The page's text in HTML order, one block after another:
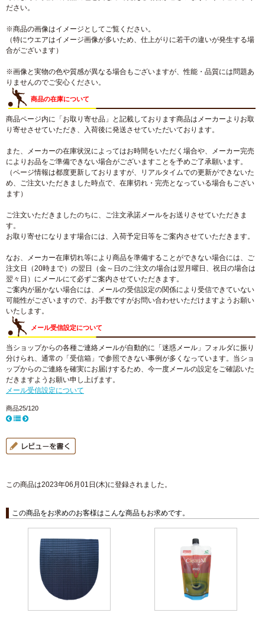
ださい。
※商品の画像はイメージとしてご覧ください。
（特にウエアはイメージ画像が多いため、仕上がりに若干の違いが発生する場
合がございます）
※画像と実物の色や質感が異なる場合もございますが、性能・品質には問題あ
りませんのでご安心ください。
商品の在庫について
商品ページ内に「お取り寄せ品」と記載しております商品はメーカーよりお取
り寄せさせていただき、入荷後に発送させていただいております。
また、メーカーの在庫状況によってはお時間をいただく場合や、メーカー完売
によりお品をご準備できない場合がございますことを予めご了承願います。
（ページ情報は都度更新しておりますが、リアルタイムでの更新ができないた
め、ご注文いただきました時点で、在庫切れ・完売となっている場合もござい
ます）
ご注文いただきましたのちに、ご注文承諾メールをお送りさせていただきま
す。
お取り寄せになります場合には、入荷予定日等をご案内させていただきます。
なお、メーカー在庫切れ等により商品を準備することができない場合には、ご
注文日（20時まで）の翌日（金～日のご注文の場合は翌月曜日、祝日の場合は
翌々日）にメールにて必ずご案内させていただきます。
ご案内が届かない場合には、メールの受信設定の関係により受信できていない
可能性がございますので、お手数ですがお問い合わせいただけますようお願い
いたします。
メール受信設定について
当ショップからの各種ご連絡メールが自動的に「迷惑メール」フォルダに振り
分けられ、通常の「受信箱」で参照できない事例が多くなっています。当ショ
ップからのご連絡を確実にお届けするため、今一度メールの設定をご確認いた
だきますようお願い申し上げます。
メール受信設定について
商品25/120
この商品は2023年06月01日(木)に登録されました。
この商品をお求めのお客様はこんな商品もお求めです。